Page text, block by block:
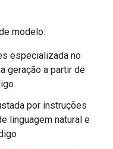
modelo:
especializada no
geração a partir de
por instruções
linguagem natural e